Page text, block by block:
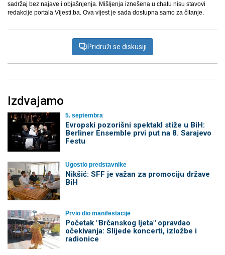
sadržaj bez najave i objašnjenja. Mišljenja iznešena u chatu nisu stavovi
redakcije portala Vijesti.ba. Ova vijest je sada dostupna samo za čitanje.
Pridruži se diskusiji
Izdvajamo
5. septembra
Evropski pozorišni spektakl stiže u BiH:
Berliner Ensemble prvi put na 8. Sarajevo
Festu
Ugostio predstavnike
Nikšić: SFF je važan za promociju države
BiH
Prvio dio manifestacije
Početak "Brčanskog ljeta" opravdao
očekivanja: Slijede koncerti, izložbe i
radionice